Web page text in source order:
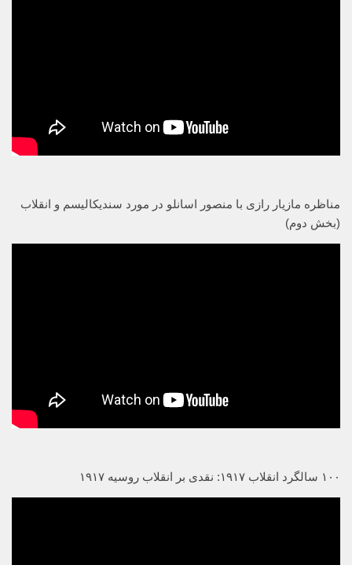
مناظره مازیار رازی با منصور اسانلو در مورد سندیکالیسم و انقلاب
(بخش دوم)
۱۰۰ سالگرد انقلاب ۱۹۱۷: نقدی بر انقلاب روسیه ۱۹۱۷